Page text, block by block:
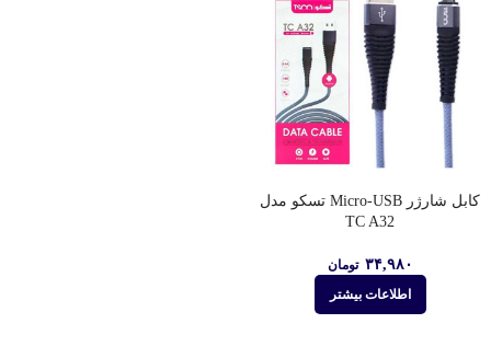
کابل شارژر Micro-USB تسکو مدل
TC A32
۳۴,۹۸۰ تومان
اطلاعات بیشتر